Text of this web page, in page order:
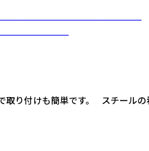
付けも簡単です。 ス